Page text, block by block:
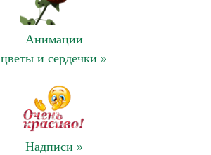
Анимации
цветы и сердечки »
Надписи »